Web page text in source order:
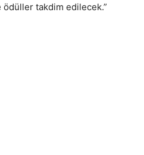
takdim edilecek.”